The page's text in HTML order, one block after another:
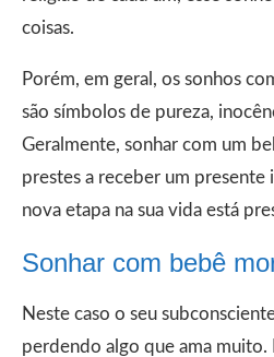
coisas.
Porém, em geral, os sonhos
são símbolos de pureza,
Geralmente, sonhar com um
prestes a receber um presente
nova etapa na sua vida está
Sonhar com bebê
Neste caso o seu
perdendo algo que ama muito.